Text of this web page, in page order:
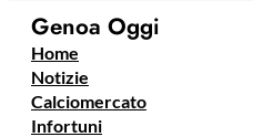
Genoa Oggi
Home
Notizie
Calciomercato
Infortuni